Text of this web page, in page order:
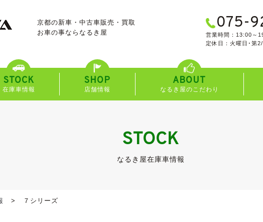
京都の新車・中古車販売・買取
お車の事なら なるき屋
075-
営業時間：13:00～
定休日：火曜日･第
STOCK
在庫車情報
SHOP
店舗情報
ABOUT
なるき屋のこだわり
STOCK
なるき屋在庫車情報
７シリーズ